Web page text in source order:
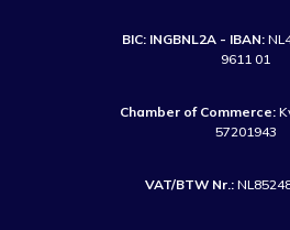
BIC: INGBNL2A - IBAN:
9611 01
Chamber of Commerce:
57201943
VAT/BTW Nr.: